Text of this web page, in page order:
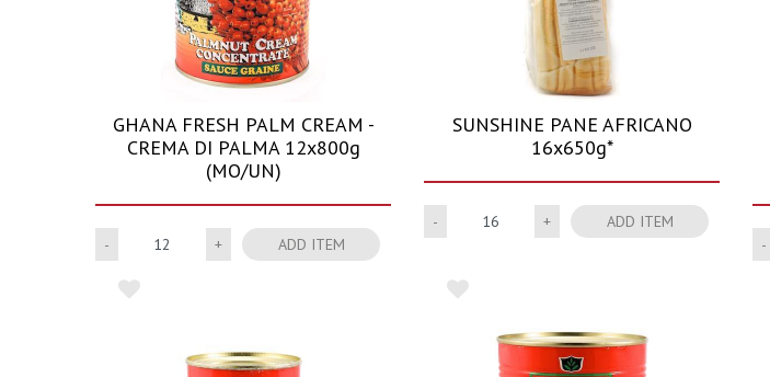
GHANA FRESH PALM CREAM -
CREMA DI PALMA 12x800g
(MO/UN)
Quantity ADD ITEM
SUNSHINE PANE AFRICANO
16x650g*
Quantity ADD ITEM